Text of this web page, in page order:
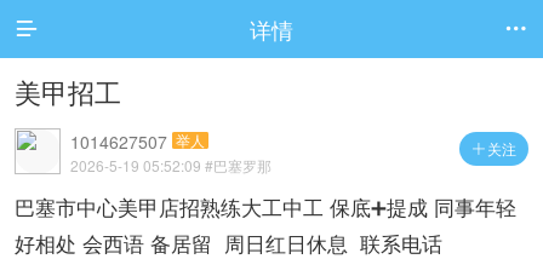
 详情 
美甲招工
 关注
1014627507 举人
2026-5-19 05:52:09 #巴塞罗那
巴塞市中心美甲店招熟练大工中工 保底➕提成 同事年轻
好相处 会西语 备居留 周日红日休息 联系电话